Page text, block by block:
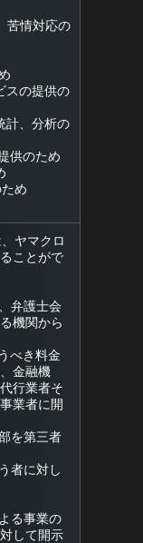
苦情対応の
スの提供の
計、分析の
供のため
め
ヤマクロ
ことがで
弁護士会
機関から
べき料金
金融機
行業者そ
業者に開
を第三者
者に対し
る事業の
して開示